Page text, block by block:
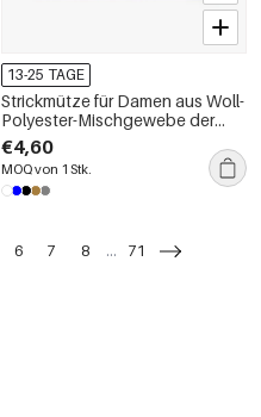
13-25 TAGE
Strickmütze für Damen aus Woll-
Polyester-Mischgewebe der
Simple Series mit Polka-Dots
€4,60
MOQ von 1 Stk.
6 7 8 ... 71